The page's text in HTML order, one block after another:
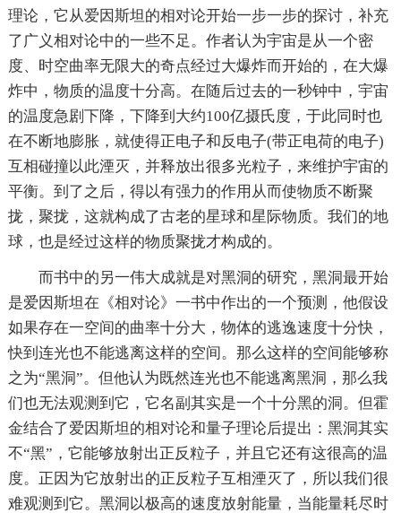
理论，它从爱因斯坦的相对论开始一步一步的探讨，补充
了广义相对论中的一些不足。作者认为宇宙是从一个密
度、时空曲率无限大的奇点经过大爆炸而开始的，在大爆
炸中，物质的温度十分高。在随后过去的一秒钟中，宇宙
的温度急剧下降，下降到大约100亿摄氏度，于此同时也
在不断地膨胀，就使得正电子和反电子(带正电荷的电子)
互相碰撞以此湮灭，并释放出很多光粒子，来维护宇宙的
平衡。到了之后，得以有强力的作用从而使物质不断聚
拢，聚拢，这就构成了古老的星球和星际物质。我们的地
球，也是经过这样的物质聚拢才构成的。
而书中的另一伟大成就是对黑洞的研究，黑洞最开始
是爱因斯坦在《相对论》一书中作出的一个预测，他假设
如果存在一空间的曲率十分大，物体的逃逸速度十分快，
快到连光也不能逃离这样的空间。那么这样的空间能够称
之为“黑洞”。但他认为既然连光也不能逃离黑洞，那么我
们也无法观测到它，它名副其实是一个十分黑的洞。但霍
金结合了爱因斯坦的相对论和量子理论后提出：黑洞其实
不“黑”，它能够放射出正反粒子，并且它还有这很高的温
度。正因为它放射出的正反粒子互相湮灭了，所以我们很
难观测到它。黑洞以极高的速度放射能量，当能量耗尽时